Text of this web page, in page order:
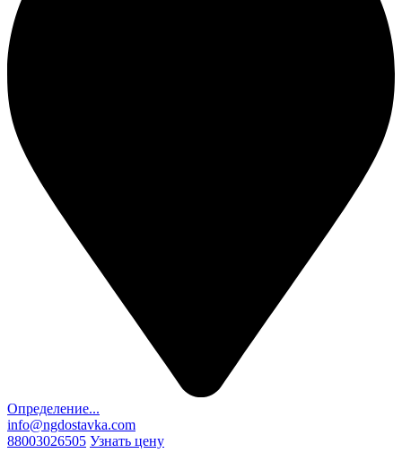
Определение...
info@ngdostavka.com
88003026505 Узнать цену